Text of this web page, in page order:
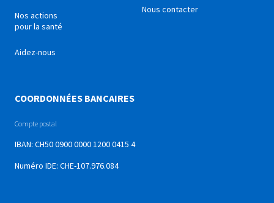
Nos actions
pour la santé
Aidez-nous
Nous contacter
COORDONNÉES BANCAIRES
Compte postal
IBAN: CH50 0900 0000 1200 0415 4
Numéro IDE: CHE-107.976.084